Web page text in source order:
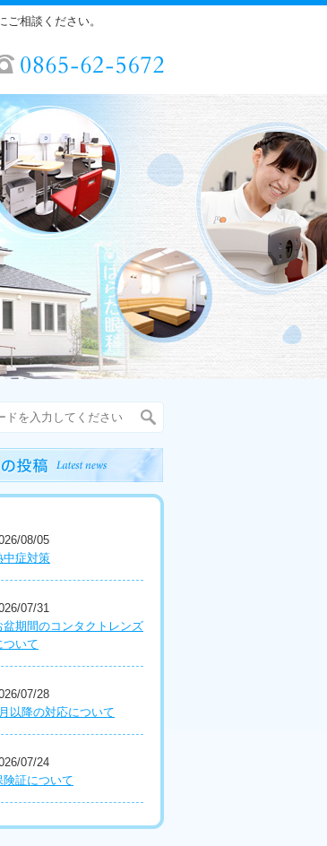
相談ください。
08/05
中症対策
07/31
盆期間のコンタクトレンズ
ついて
07/28
以降の対応について
07/24
険証について